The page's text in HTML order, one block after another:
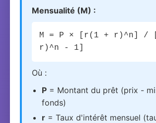
Mensualité (M) :
M = P × [r(1 + r)^n] /
r)^n - 1]
Où :
P = Montant du prêt (prix -
fonds)
r = Taux d'intérêt mensuel